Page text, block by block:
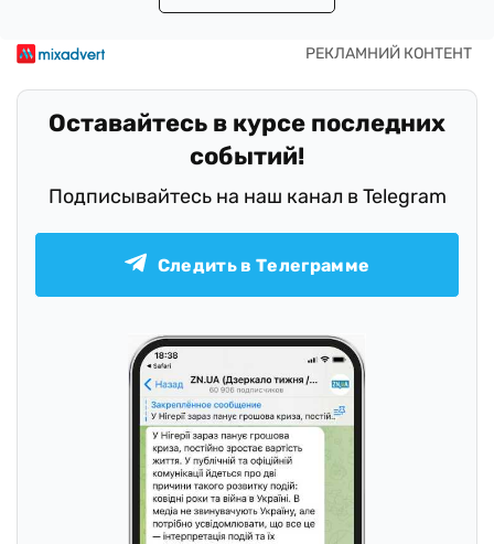
Оставайтесь в курсе последних
событий!
Подписывайтесь на наш канал в Telegram
Следить в Телеграмме